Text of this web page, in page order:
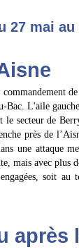
27 mai
de
Bac. L'aile
le secteur de
près de
une attaque
mais avec plus
soit au
après